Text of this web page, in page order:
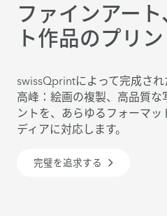
ファインアー
ト作品のプリン
swissQprintによって完成さ
高峰：絵画の複製、高品質な
ントを、あらゆるフォーマ
ディアに対応します。
完璧を追求する